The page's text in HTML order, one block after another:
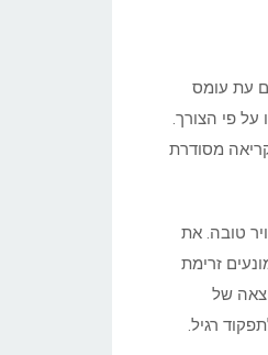
עת עומס
על פי הצורך.
מסודרת
טובה. את
זרימת
של
רגיל.